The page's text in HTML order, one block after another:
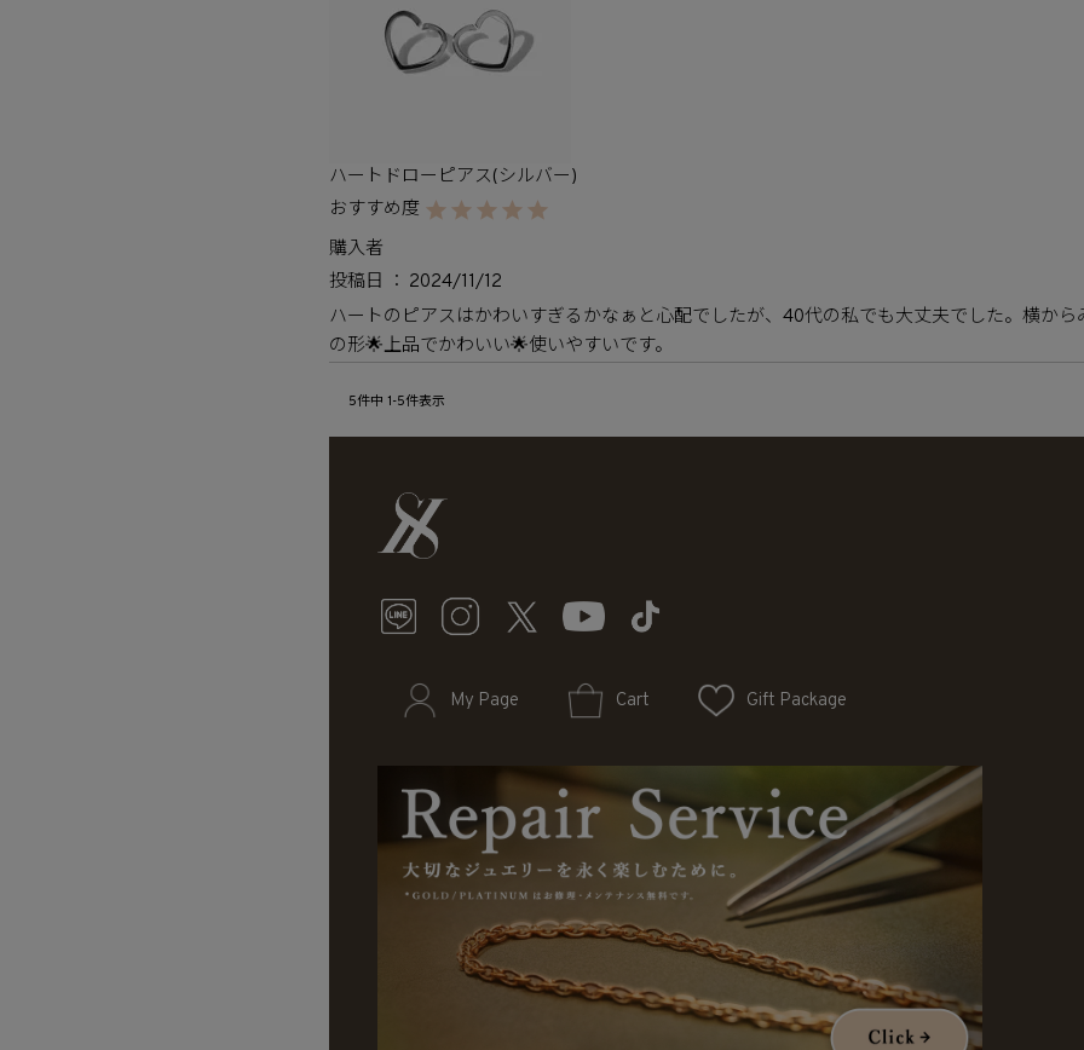
ハートドローピアス(シルバー)
購入者
投稿日
2024/11/12
ハートのピアスはかわいすぎるかなぁと心配でしたが、40代の私でも大丈夫でした。横から
の形🌟上品でかわいい🌟使いやすいです。
5件中 1-5件表示
My Page Cart Gift Package